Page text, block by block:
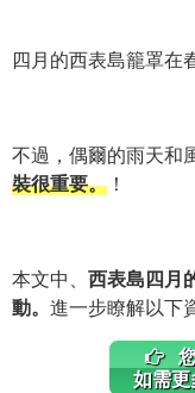
四月的西表島籠罩在
不過，偶爾的雨天和
裝很重要。 ！
本文中、 西表島四月
動。 進一步瞭解以下
如需更